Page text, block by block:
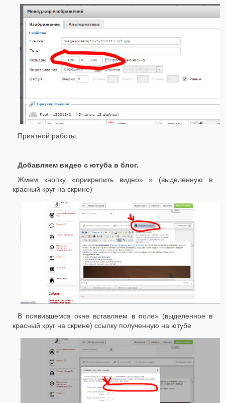
Приятной работы.
Добавляем видео с ютуба в блог.
Жмем кнопку «прикрепить видео» » (выделенную в
красный круг на скрине)
В появившемся окне вставляем в поле» (выделенное в
красный круг на скрине) ссылку полученную на ютубе